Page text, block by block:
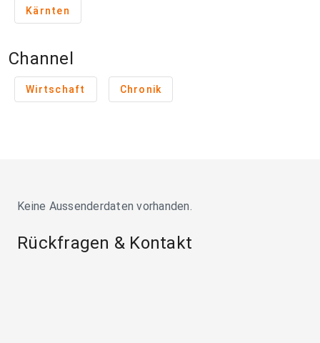
Kärnten
Channel
Wirtschaft Chronik
Keine Aussenderdaten vorhanden.
Rückfragen & Kontakt